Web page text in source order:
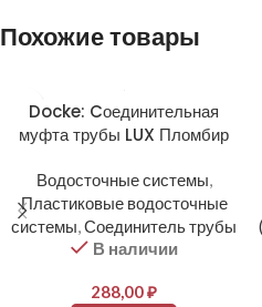
Похожие товары
Docke: Cоединительная
муфта трубы LUX Пломбир
Водосточные системы,
Пластиковые водосточные
системы,Соединитель трубы
В наличии
288,00₽